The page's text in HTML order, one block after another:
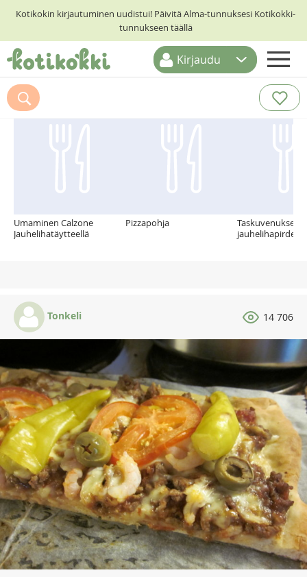
Kotikokin kirjautuminen uudistui! Päivitä Alma-tunnuksesi Kotikokki-
tunnukseen täällä
ETUSIVU
RESEPTIHAKU
Kirjaudu
Suosittelemme myös
Umaminen Calzone
Jauhelihatäytteellä
Pizzapohja
Taskuvenuksen
jauhelihapirde
Tonkeli 14 706